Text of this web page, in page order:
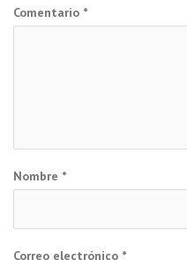
Comentario *
Nombre *
Correo electrónico *